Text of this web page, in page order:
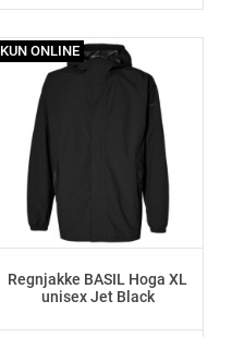
Regnjakke BASIL Hoga XL
unisex Jet Black
KUN ONLINE